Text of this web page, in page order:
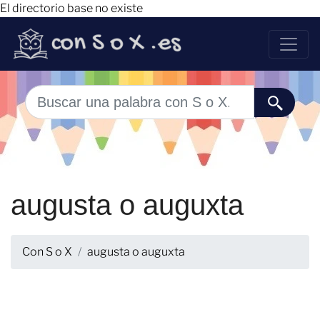
El directorio base no existe
augusta o auguxta
Con S o X augusta o auguxta